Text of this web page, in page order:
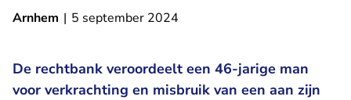
Arnhem | 5 september 2024
De rechtbank veroordeelt een 46-jarige man
voor verkrachting en misbruik van een aan zijn